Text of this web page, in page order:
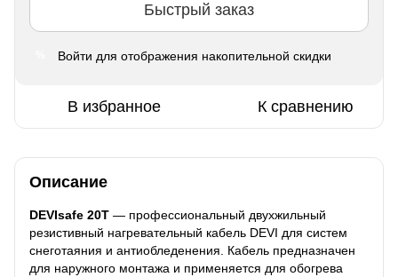
Быстрый заказ
Войти для отображения накопительной скидки
В избранное К сравнению
Описание
DEVIsafe 20T — профессиональный двухжильный
резистивный нагревательный кабель DEVI для систем
снеготаяния и антиобледенения. Кабель предназначен
для наружного монтажа и применяется для обогрева